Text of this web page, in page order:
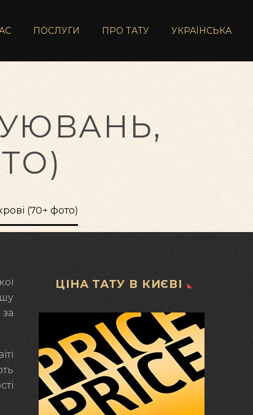
ПОСЛУГИ ПРО ТАТУ УКРАЇНСЬКА
(70+ фото)
ЦІНА ТАТУ В КИЄВІ